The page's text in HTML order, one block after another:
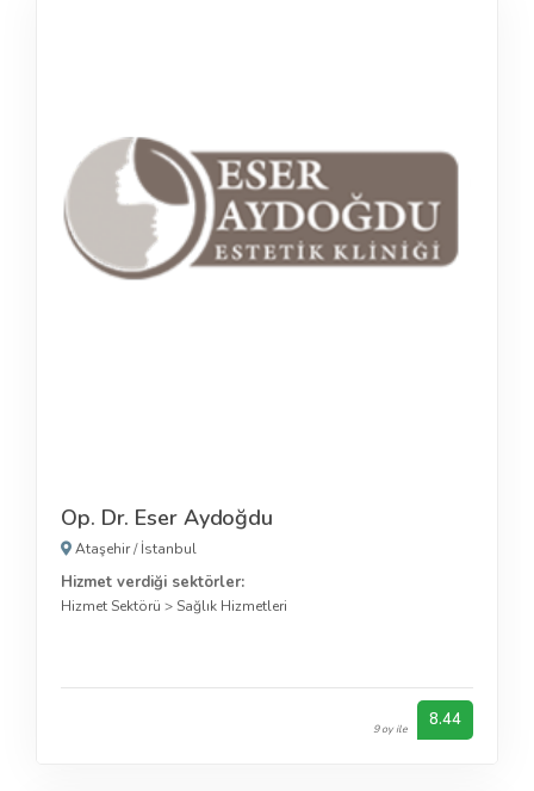
Op. Dr. Eser Aydoğdu
Ataşehir/İstanbul
Hizmet verdiği sektörler:
Hizmet Sektörü > Sağlık Hizmetleri
9 oy ile 8.44